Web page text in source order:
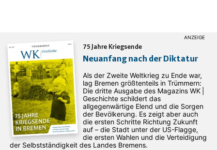
75 Jahre Kriegsende
Neuanfang nach der Diktatur
Als der Zweite Weltkrieg zu Ende war,
lag Bremen größtenteils in Trümmern:
Die dritte Ausgabe des ­Magazins WK |
Geschichte schildert das
allgegenwärtige Elend und die Sorgen
der Bevölkerung. Es zeigt aber auch
die ersten Schritte Richtung Zukunft
auf – die Stadt unter der US-Flagge,
die ersten Wahlen und die Verteidigung
der Selbstständigkeit des Landes Bremens.